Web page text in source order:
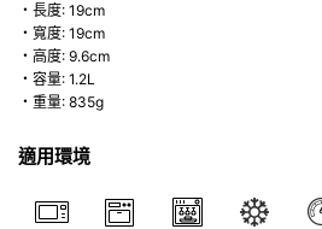
・長度: 19cm
・寬度: 19cm
・高度: 9.6cm
・容量: 1.2L
・重量: 835g
適用環境